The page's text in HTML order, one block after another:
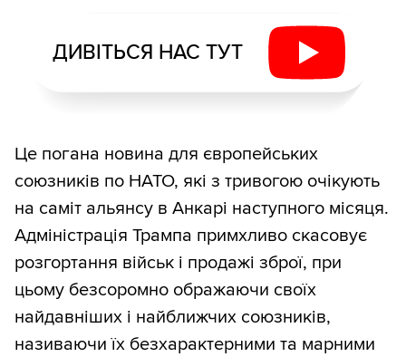
ДИВІТЬСЯ НАС ТУТ
Це погана новина для європейських
союзників по НАТО, які з тривогою очікують
на саміт альянсу в Анкарі наступного місяця.
Адміністрація Трампа примхливо скасовує
розгортання військ і продажі зброї, при
цьому безсоромно ображаючи своїх
найдавніших і найближчих союзників,
називаючи їх безхарактерними та марними